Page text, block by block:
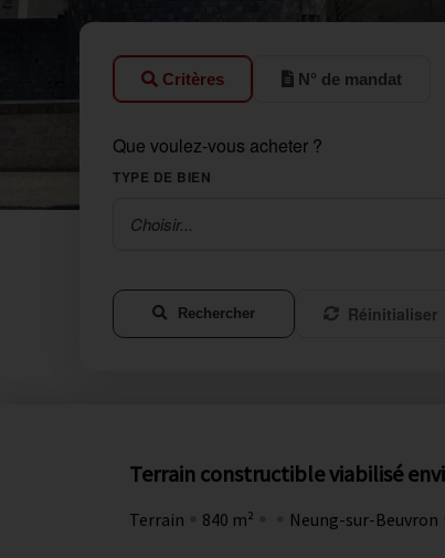
Critères N° de mandat
Que voulez-vous acheter ?
TYPE DE BIEN
Choisir...
Rechercher Réinitialiser
Terrain constructible viabilisé
Terrain 840 m² Neung-sur-Beuvron